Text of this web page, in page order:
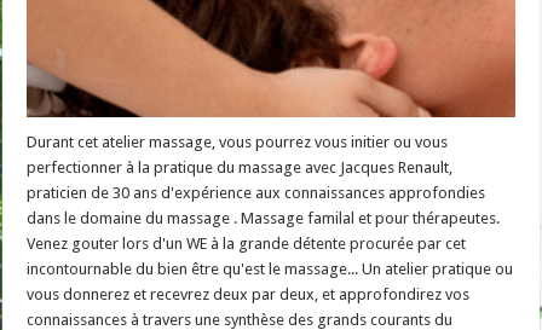
Durant cet atelier massage, vous pourrez vous initier ou vous
perfectionner à la pratique du massage avec Jacques Renault,
praticien de 30 ans d'expérience aux connaissances approfondies
dans le domaine du massage . Massage familal et pour thérapeutes.
Venez gouter lors d'un WE à la grande détente procurée par cet
incontournable du bien être qu'est le massage... Un atelier pratique ou
vous donnerez et recevrez deux par deux, et approfondirez vos
connaissances à travers une synthèse des grands courants du